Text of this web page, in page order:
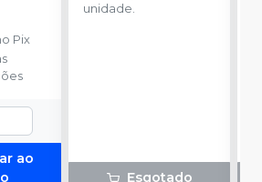
Pix
ao
unidade.
Esgotado